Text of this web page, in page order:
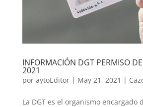
INFORMACIÓN DGT PERMISO
2021
por aytoEditor| May 21, 2021 |
La DGT es el organismo encargado